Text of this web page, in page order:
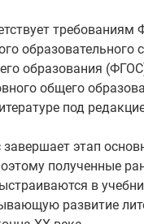
требованиям
образовательного
образования
общего
под
этап
полученные
в
развитие